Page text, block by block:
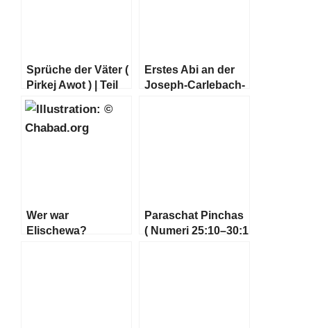
Sprüche der Väter (
Pirkej Awot ) | Teil
06
Erstes Abi an der
Joseph-Carlebach-
Wer war
Elischewa?
Paraschat Pinchas
( Numeri 25:10–30:1